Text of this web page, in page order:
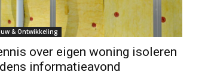
& Ontwikkeling
over eigen woning isoleren
informatieavond